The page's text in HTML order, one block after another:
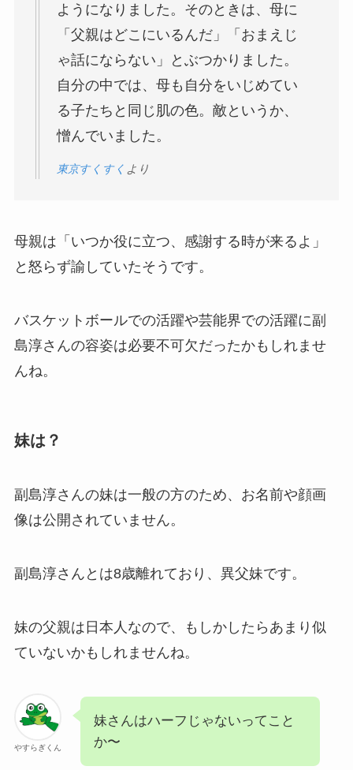
ようになりました。そのときは、母に
「父親はどこにいるんだ」「おまえじ
ゃ話にならない」とぶつかりました。
自分の中では、母も自分をいじめてい
る子たちと同じ肌の色。敵というか、
憎んでいました。
東京すくすく より
母親は「いつか役に立つ、感謝する時が来るよ」
と怒らず諭していたそうです。
バスケットボールでの活躍や芸能界での活躍に副
島淳さんの容姿は必要不可欠だったかもしれませ
んね。
妹は？
副島淳さんの妹は一般の方のため、お名前や顔画
像は公開されていません。
副島淳さんとは8歳離れており、異父妹です。
妹の父親は日本人なので、もしかしたらあまり似
ていないかもしれませんね。
やすらぎくん
妹さんはハーフじゃないってこと
か〜